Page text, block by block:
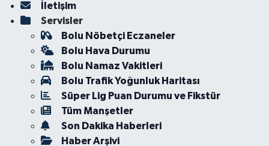
İletişim
Servisler
Bolu Nöbetçi Eczaneler
Bolu Hava Durumu
Bolu Namaz Vakitleri
Bolu Trafik Yoğunluk Haritası
Süper Lig Puan Durumu ve Fikstür
Tüm Manşetler
Son Dakika Haberleri
Haber Arşivi